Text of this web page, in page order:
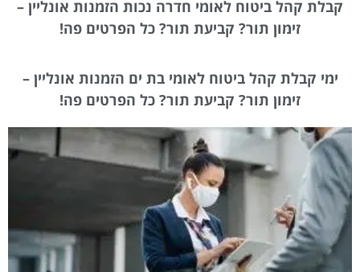
קבלת קהל ביטוח לאומי חדרה נכות הזמנות אונליין –
זימון תור? קביעת תור? כל הפרטים פה!
ימי קבלת קהל ביטוח לאומי בת ים הזמנות אונליין –
זימון תור? קביעת תור? כל הפרטים פה!